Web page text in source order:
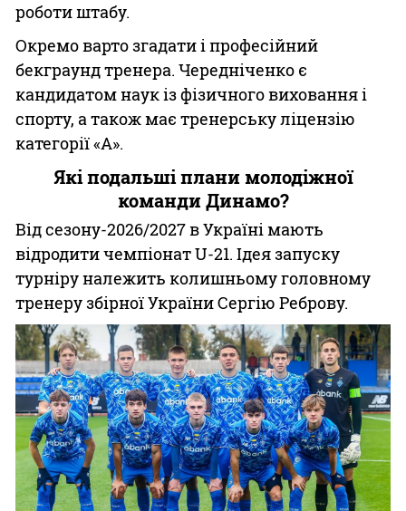
роботи штабу.
Окремо варто згадати і професійний
бекграунд тренера. Чередніченко є
кандидатом наук із фізичного виховання і
спорту, а також має тренерську ліцензію
категорії «А».
Які подальші плани молодіжної
команди Динамо?
Від сезону-2026/2027 в Україні мають
відродити чемпіонат U-21. Ідея запуску
турніру належить колишньому головному
тренеру збірної України Сергію Реброву.